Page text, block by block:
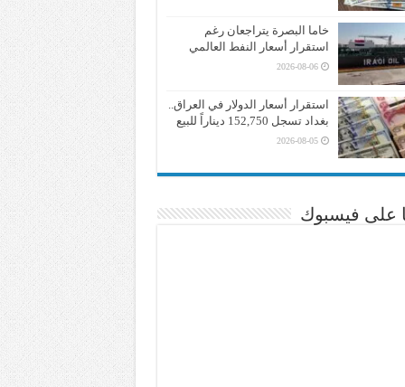
خاما البصرة يتراجعان رغم
استقرار أسعار النفط العالمي
2026-08-06
استقرار أسعار الدولار في العراق..
بغداد تسجل 152,750 ديناراً للبيع
2026-08-05
على فيسبوك